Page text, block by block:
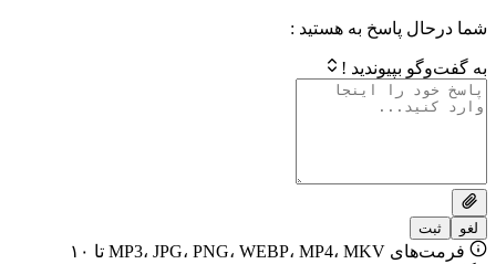
پاسخ به هستید :
!
فرمت‌های MP3، JPG، PNG، WEBP، MP4، MKV تا ۱۰